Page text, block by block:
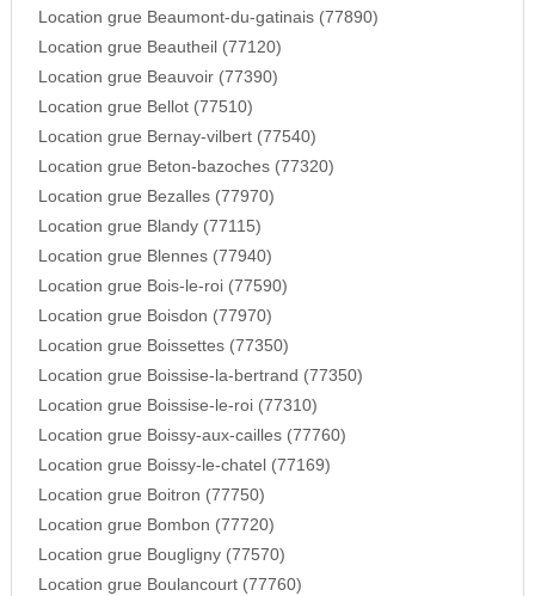
Location grue Beaumont-du-gatinais (77890)
Location grue Beautheil (77120)
Location grue Beauvoir (77390)
Location grue Bellot (77510)
Location grue Bernay-vilbert (77540)
Location grue Beton-bazoches (77320)
Location grue Bezalles (77970)
Location grue Blandy (77115)
Location grue Blennes (77940)
Location grue Bois-le-roi (77590)
Location grue Boisdon (77970)
Location grue Boissettes (77350)
Location grue Boissise-la-bertrand (77350)
Location grue Boissise-le-roi (77310)
Location grue Boissy-aux-cailles (77760)
Location grue Boissy-le-chatel (77169)
Location grue Boitron (77750)
Location grue Bombon (77720)
Location grue Bougligny (77570)
Location grue Boulancourt (77760)